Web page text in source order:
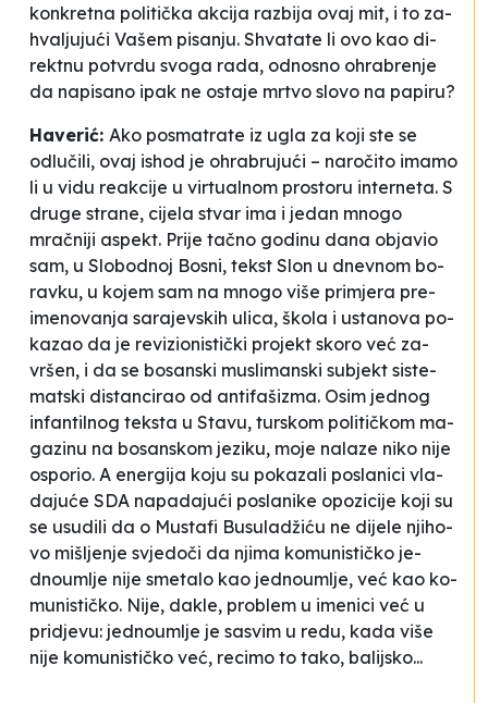
kon­kre­tna po­li­tička akci­ja ra­zbi­ja ovaj mit, i to za­
hva­lju­jući Va­šem pi­sa­nju. Shva­ta­te li ovo kao di­
rek­tnu pot­vrdu svo­ga ra­da, odno­sno ohra­bre­nje
da na­pi­sa­no ipak ne os­ta­je mrtvo slo­vo na pa­pi­ru?
Ha­ve­rić: Ako po­sma­tra­te iz ugla za ko­ji ste se
odlučili, ovaj is­hod je ohra­bru­jući – na­ročito ima­mo
li u vi­du rea­kci­je u vir­tu­al­nom pros­to­ru in­ter­ne­ta. S
dru­ge stra­ne, ci­je­la stvar ima i je­dan mno­go
mračni­ji aspekt. Pri­je tačno go­di­nu da­na obja­vio
sam, u Slo­bo­dnoj Bo­sni, tek­st Slon u dne­vnom bo­
rav­ku, u ko­jem sam na mno­go vi­še pri­mje­ra pre­
ime­no­va­nja sa­ra­jev­skih uli­ca, ško­la i us­ta­no­va po­
ka­zao da je re­vi­zi­onis­tički pro­jekt sko­ro već za­
vršen, i da se bosanski mu­sli­man­ski su­bjekt sis­te­
mat­ski dis­tan­ci­rao od an­ti­fa­ši­zma. Osim je­dnog
infantilnog tek­sta u Sta­vu, tur­skom po­li­tičkom ma­
ga­zi­nu na bo­san­skom je­zi­ku, mo­je na­la­ze ni­ko ni­je
ospo­rio. A ener­gi­ja ko­ju su po­ka­za­li po­sla­ni­ci vla­
da­juće SDA na­pa­da­jući po­sla­ni­ke opozi­ci­je ko­ji su
se usu­di­li da o Mus­ta­fi Bu­su­ladžiću ne di­je­le nji­ho­
vo miš­lje­nje svje­doči da nji­ma ko­mu­nis­tičko je­
dnou­mlje ni­je sme­ta­lo kao je­dnou­mlje, već kao ko­
mu­nis­tičko. Ni­je, da­kle, pro­blem u ime­ni­ci već u
pri­dje­vu: je­dnou­mlje je sa­svim u re­du, ka­da vi­še
ni­je komunis­tičko već, re­ci­mo to ta­ko, ba­lij­sko...